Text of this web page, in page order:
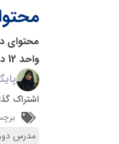
محتوای
واحد 12 در بهار 1404 می باشد.
اشتراک
مدرس